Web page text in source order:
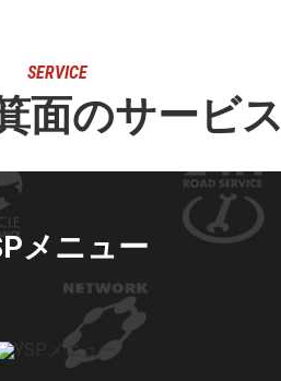
SERVICE
面のサービス
メニュー